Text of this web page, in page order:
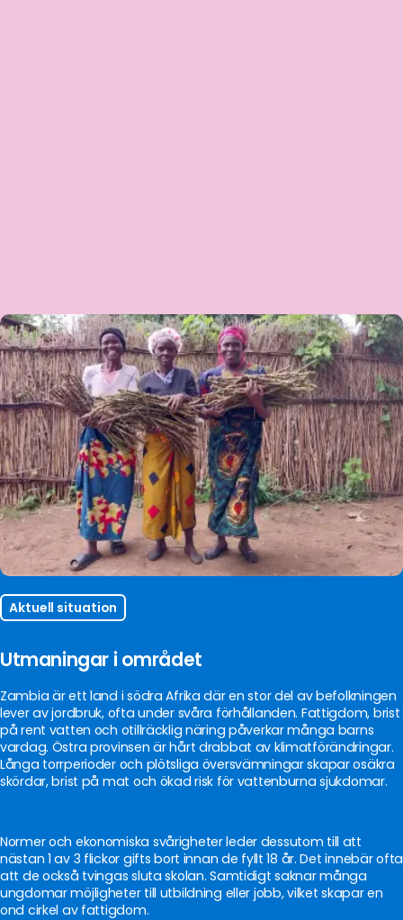
Aktuell situation
Utmaningar i området
Zambia är ett land i södra Afrika där en stor del av befolkningen
lever av jordbruk, ofta under svåra förhållanden. Fattigdom, brist
på rent vatten och otillräcklig näring påverkar många barns
vardag. Östra provinsen är hårt drabbat av klimatförändringar.
Långa torrperioder och plötsliga översvämningar skapar osäkra
skördar, brist på mat och ökad risk för vattenburna sjukdomar.
Normer och ekonomiska svårigheter leder dessutom till att
nästan 1 av 3 flickor gifts bort innan de fyllt 18 år. Det innebär ofta
att de också tvingas sluta skolan. Samtidigt saknar många
ungdomar möjligheter till utbildning eller jobb, vilket skapar en
ond cirkel av fattigdom.